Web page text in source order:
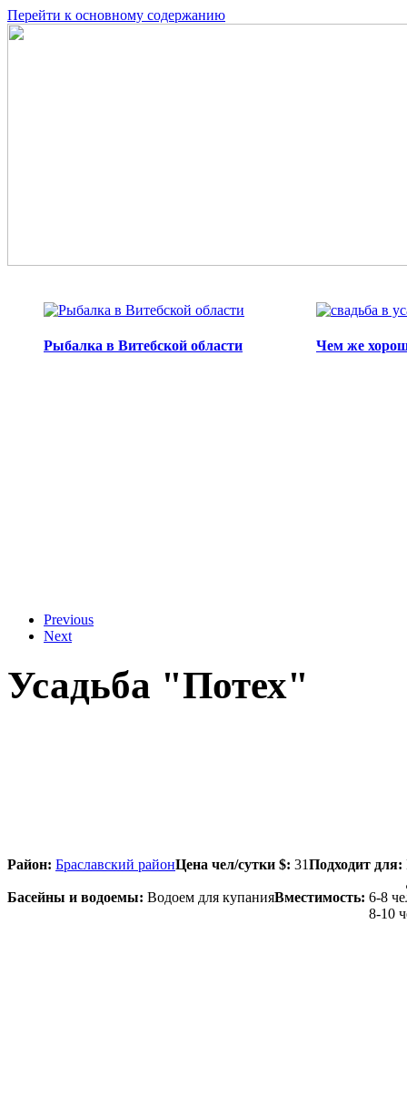
Перейти к основному содержанию
Рыбалка в Витебской области Чем же
Previous
Next
Усадьба "Потех"
Район: Браславский районЦена чел/сутки $: 31Подходит для:
Басейны и водоемы: Водоем для купанияВместимость: 6-8
8-10